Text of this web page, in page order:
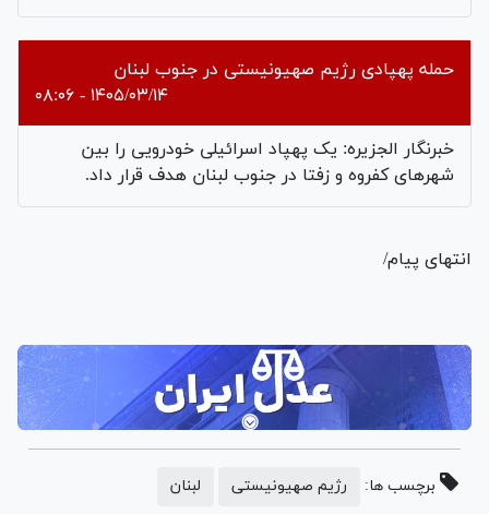
حمله پهپادی رژیم صهیونیستی در جنوب لبنان
۱۴۰۵/۰۳/۱۴ - ۰۸:۰۶
خبرنگار الجزیره: یک پهپاد اسرائیلی خودرویی را بین
شهرهای کفروه و زفتا در جنوب لبنان هدف قرار داد.
انتهای پیام/
برچسب ها: رژیم صهیونیستی لبنان